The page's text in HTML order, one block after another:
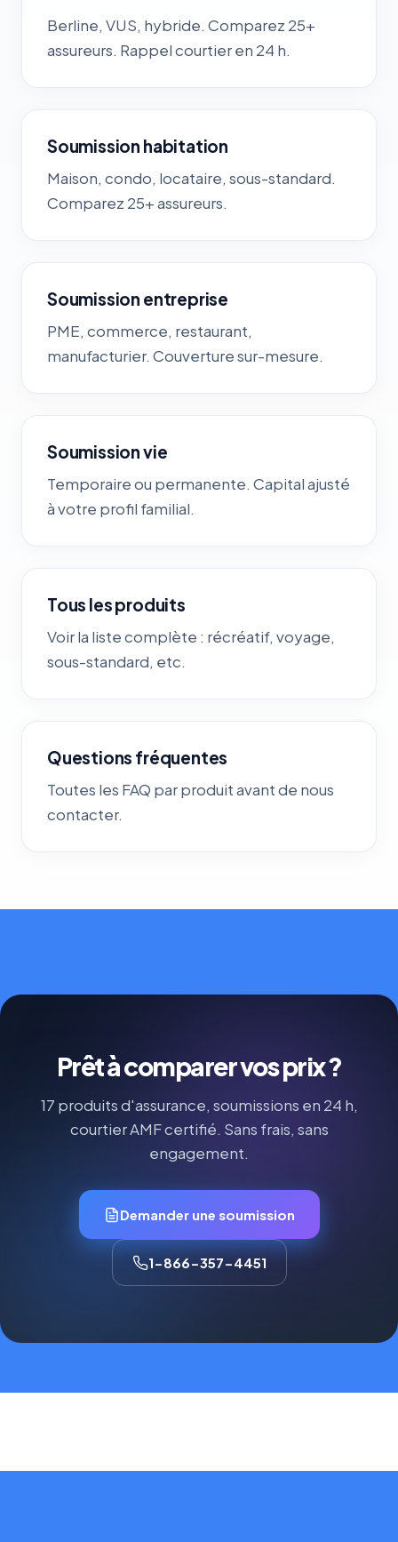
Berline, VUS, hybride. Comparez 25+
assureurs. Rappel courtier en 24 h.
Soumission habitation
Maison, condo, locataire, sous-standard.
Comparez 25+ assureurs.
Soumission entreprise
PME, commerce, restaurant,
manufacturier. Couverture sur-mesure.
Soumission vie
Temporaire ou permanente. Capital ajusté
à votre profil familial.
Tous les produits
Voir la liste complète : récréatif, voyage,
sous-standard, etc.
Questions fréquentes
Toutes les FAQ par produit avant de nous
contacter.
Prêt à comparer vos prix ?
17 produits d'assurance, soumissions en 24 h,
courtier AMF certifié. Sans frais, sans
engagement.
Demander une soumission
1-866-357-4451